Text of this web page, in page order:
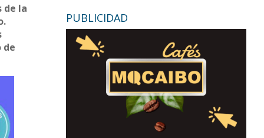
de la
de
PUBLICIDAD